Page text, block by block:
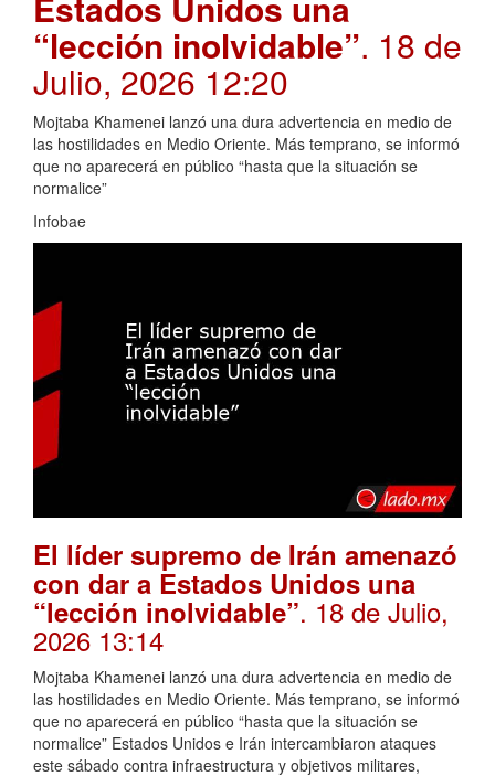
“lección inolvidable”. 18 de
Julio, 2026 12:20
Mojtaba Khamenei lanzó una dura advertencia en medio de
las hostilidades en Medio Oriente. Más temprano, se informó
que no aparecerá en público “hasta que la situación se
normalice”
Infobae
El líder supremo de Irán amenazó
con dar a Estados Unidos una
“lección inolvidable”. 18 de Julio,
2026 13:14
Mojtaba Khamenei lanzó una dura advertencia en medio de
las hostilidades en Medio Oriente. Más temprano, se informó
que no aparecerá en público “hasta que la situación se
normalice” Estados Unidos e Irán intercambiaron ataques
este sábado contra infraestructura y objetivos militares,